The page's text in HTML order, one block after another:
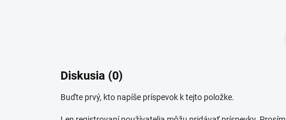
Diskusia (0)
Buďte prvý, kto napíše príspevok k tejto položke.